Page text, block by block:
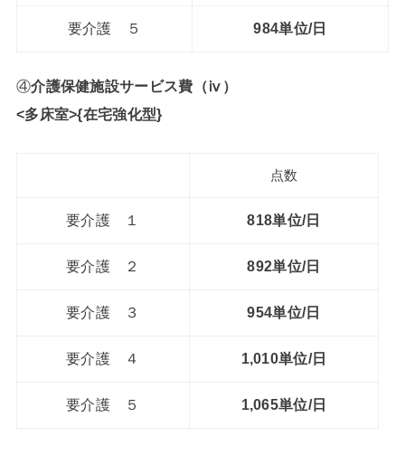
要介護 ５ 984単位/日
④介護保健施設サービス費（ⅳ）
<多床室>{在宅強化型}
点数
要介護 １ 818単位/日
要介護 ２ 892単位/日
要介護 ３ 954単位/日
要介護 ４ 1,010単位/日
要介護 ５ 1,065単位/日